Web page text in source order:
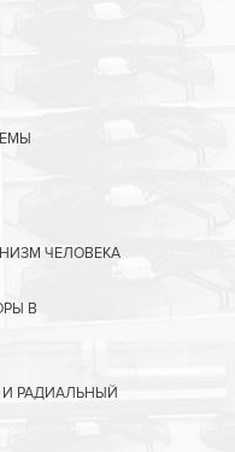
ЧЕЛОВЕКА
В
РАДИАЛЬНЫЙ